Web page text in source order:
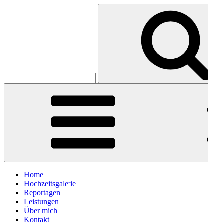
Home
Hochzeitsgalerie
Reportagen
Leistungen
Über mich
Kontakt